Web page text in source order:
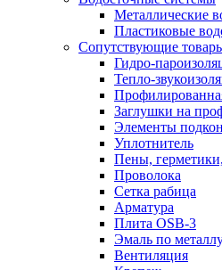
Металлические
Пластиковые
Сопутствующие
Гидро-
Тепло-
Заглушки на
Элементы
Уплотнитель
Пены,
Проволока
Сетка рабица
Арматура
Плита OSB-3
Эмаль по
Вентиляция